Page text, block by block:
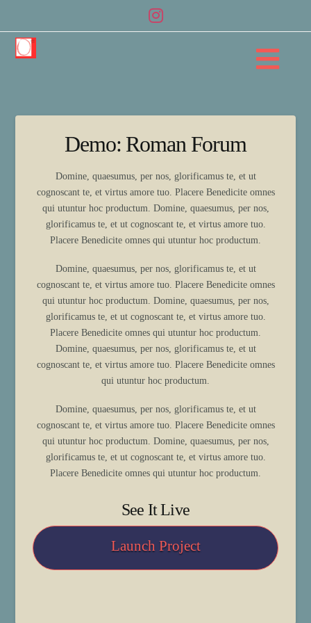
Demo: Roman Forum
Domine, quaesumus, per nos, glorificamus te, et ut
cognoscant te, et virtus amore tuo. Placere Benedicite omnes
qui utuntur hoc productum. Domine, quaesumus, per nos,
glorificamus te, et ut cognoscant te, et virtus amore tuo.
Placere Benedicite omnes qui utuntur hoc productum.
Domine, quaesumus, per nos, glorificamus te, et ut
cognoscant te, et virtus amore tuo. Placere Benedicite omnes
qui utuntur hoc productum. Domine, quaesumus, per nos,
glorificamus te, et ut cognoscant te, et virtus amore tuo.
Placere Benedicite omnes qui utuntur hoc productum.
Domine, quaesumus, per nos, glorificamus te, et ut
cognoscant te, et virtus amore tuo. Placere Benedicite omnes
qui utuntur hoc productum.
Domine, quaesumus, per nos, glorificamus te, et ut
cognoscant te, et virtus amore tuo. Placere Benedicite omnes
qui utuntur hoc productum. Domine, quaesumus, per nos,
glorificamus te, et ut cognoscant te, et virtus amore tuo.
Placere Benedicite omnes qui utuntur hoc productum.
See It Live
Launch Project